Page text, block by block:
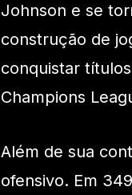
Johnson e se
construção de
conquistar
Champions
Além de sua
ofensivo. Em